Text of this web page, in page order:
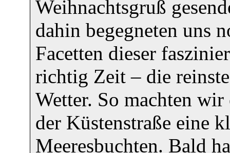
Weihnachtsgruß
dahin begegneten uns
Facetten dieser
richtig Zeit – die
Wetter. So machten
der Küstenstraße eine
Meeresbuchten. Bald